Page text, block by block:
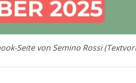
Seite von Semino Rossi